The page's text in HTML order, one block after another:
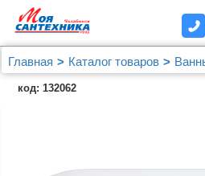
Главная Каталог товаров
Акриловая ванна Aquanet
88778 Gloss Finish черный глянец
код: 132062